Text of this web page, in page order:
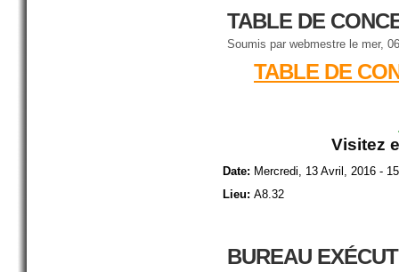
TABLE DE
Soumis par webmestre le mer,
TABLE DE
Visitez
Date: Mercredi, 13 Avril, 2016 -
Lieu: A8.32
BUREAU